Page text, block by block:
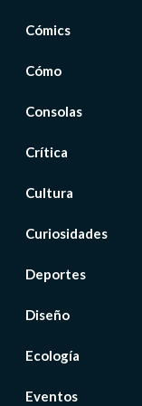
Cómics
Cómo
Consolas
Crítica
Cultura
Curiosidades
Deportes
Diseño
Ecología
Eventos